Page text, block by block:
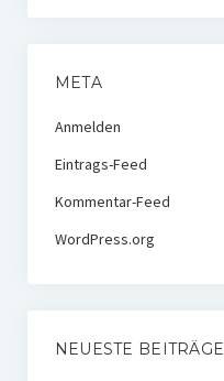
META
Anmelden
Eintrags-Feed
Kommentar-Feed
WordPress.org
NEUESTE BEITRÄGE